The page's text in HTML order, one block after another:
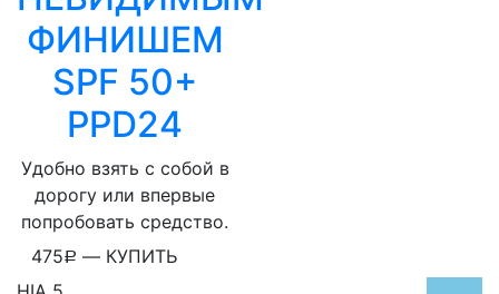
ФИНИШЕМ
SPF 50+
PPD24
Удобно взять с собой в
дорогу или впервые
попробовать средство.
475Р — КУПИТЬ